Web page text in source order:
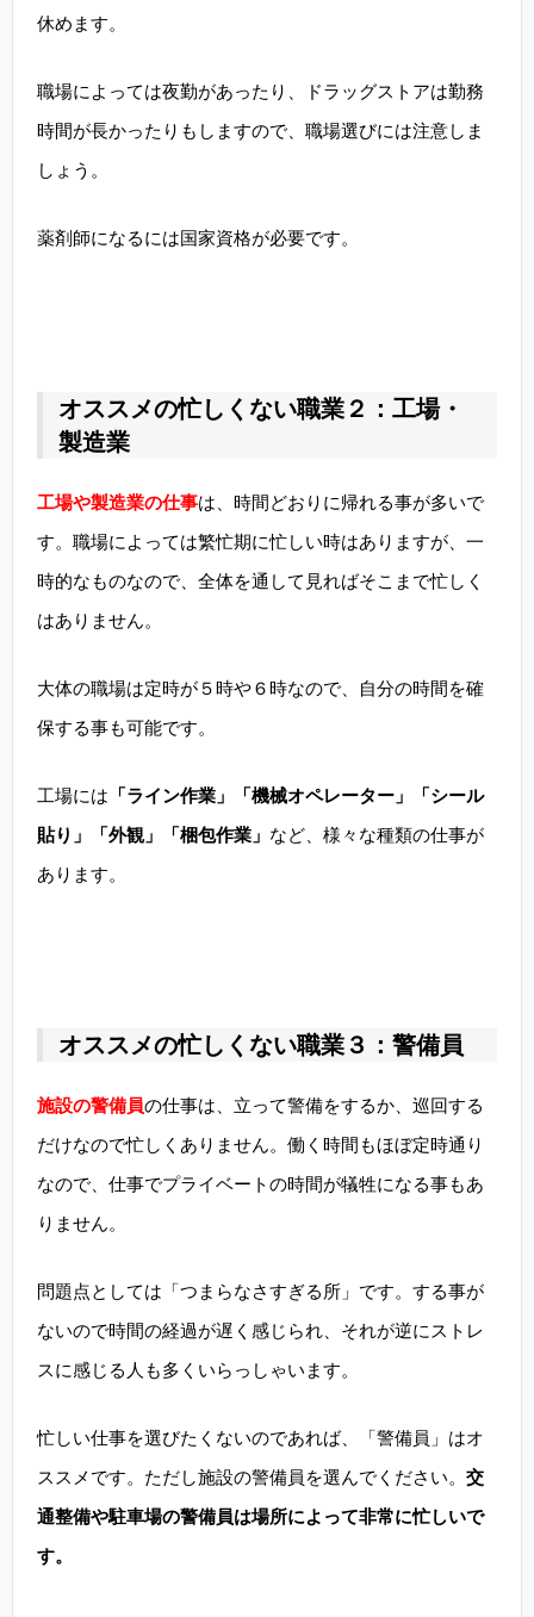
休めます。
職場によっては夜勤があったり、ドラッグストアは勤務
時間が長かったりもしますので、職場選びには注意しま
しょう。
薬剤師になるには国家資格が必要です。
オススメの忙しくない職業２：工場・
製造業
工場や製造業の仕事は、時間どおりに帰れる事が多いで
す。職場によっては繁忙期に忙しい時はありますが、一
時的なものなので、全体を通して見ればそこまで忙しく
はありません。
大体の職場は定時が５時や６時なので、自分の時間を確
保する事も可能です。
工場には 「ライン作業」「機械オペレーター」「シール
貼り」「外観」「梱包作業」 など、様々な種類の仕事が
あります。
オススメの忙しくない職業３：警備員
施設の警備員の仕事は、立って警備をするか、巡回する
だけなので忙しくありません。働く時間もほぼ定時通り
なので、仕事でプライベートの時間が犠牲になる事もあ
りません。
問題点としては「つまらなさすぎる所」です。する事が
ないので時間の経過が遅く感じられ、それが逆にストレ
スに感じる人も多くいらっしゃいます。
忙しい仕事を選びたくないのであれば、「警備員」はオ
ススメです。ただし施設の警備員を選んでください。 交
通整備や駐車場の警備員は場所によって非常に忙しいで
す。